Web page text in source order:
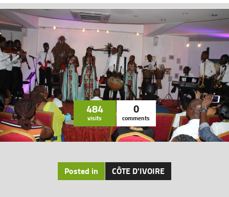
484
visits
0
comments
Posted in CÔTE D'IVOIRE